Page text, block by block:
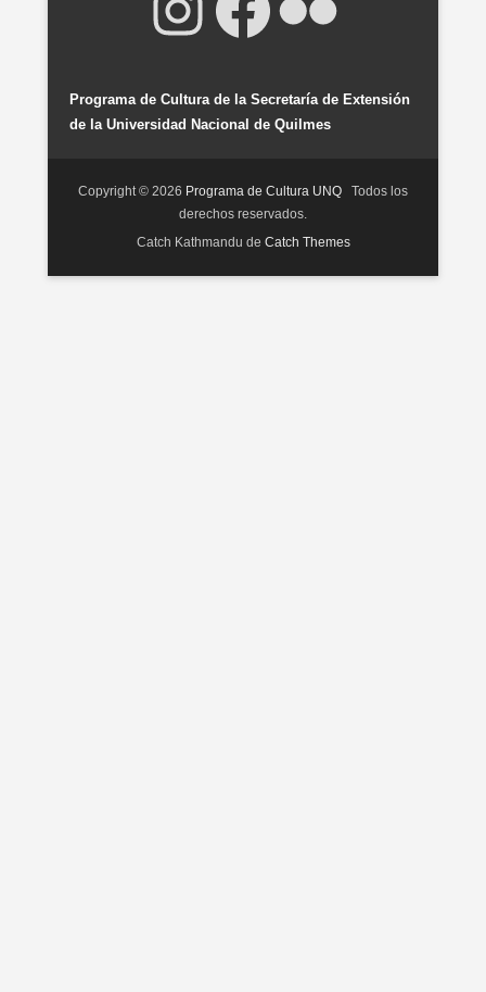
Programa de Cultura de la Secretaría de Extensión
de la Universidad Nacional de Quilmes
Copyright © 2026 Programa de Cultura UNQ
Todos los
derechos reservados.
Catch Kathmandu de Catch Themes